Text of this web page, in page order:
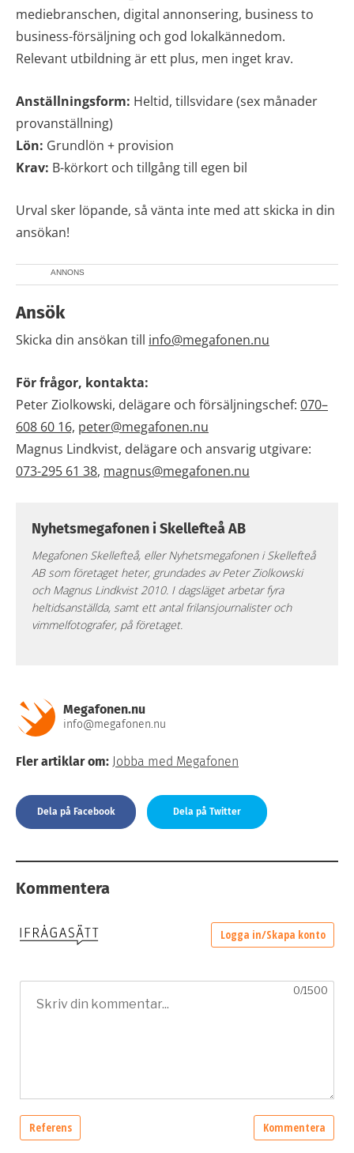
mediebranschen, digital annonsering, business to
business-försäljning och god lokalkännedom.
Relevant utbildning är ett plus, men inget krav.
Anställningsform: Heltid, tillsvidare (sex månader
provanställning)
Lön: Grundlön + provision
Krav: B-körkort och tillgång till egen bil
Urval sker löpande, så vänta inte med att skicka in din
ansökan!
ANNONS
Ansök
Skicka din ansökan till info@megafonen.nu
För frågor, kontakta:
Peter Ziolkowski, delägare och försäljningschef: 070–
608 60 16, peter@megafonen.nu
Magnus Lindkvist, delägare och ansvarig utgivare:
073-295 61 38, magnus@megafonen.nu
Nyhetsmegafonen i Skellefteå AB
Megafonen Skellefteå, eller Nyhetsmegafonen i Skellefteå
AB som företaget heter, grundades av Peter Ziolkowski
och Magnus Lindkvist 2010. I dagsläget arbetar fyra
heltidsanställda, samt ett antal frilansjournalister och
vimmelfotografer, på företaget.
Megafonen.nu
info@megafonen.nu
Fler artiklar om: Jobba med Megafonen
Dela på Facebook Dela på Twitter
Kommentera